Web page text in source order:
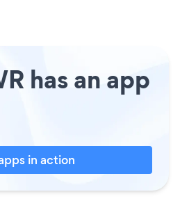
has an app
in action